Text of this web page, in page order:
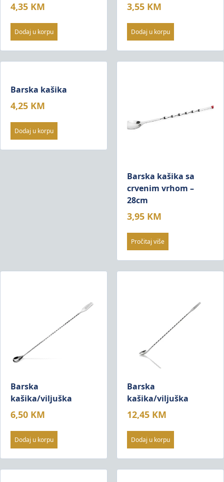
4,35 KM
Dodaj u korpu
3,55 KM
Dodaj u korpu
Barska kašika
4,25 KM
Dodaj u korpu
Barska kašika sa
crvenim vrhom –
28cm
3,95 KM
Pročitaj više
Barska
kašika/viljuška
6,50 KM
Dodaj u korpu
Barska
kašika/viljuška
12,45 KM
Dodaj u korpu